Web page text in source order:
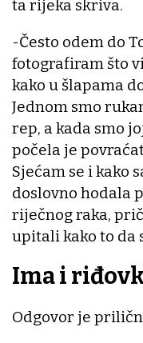
ta rijeka skriva.
-Često odem do
fotografiram što
kako u šlapama
Jednom smo
rep, a kada smo
počela je
Sjećam se i kako
doslovno hodala
riječnog raka,
upitali kako to da
Ima i
Odgovor je